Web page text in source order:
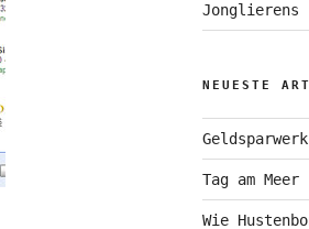
Jonglierens
NEUESTE
Tag am Meer
Wie